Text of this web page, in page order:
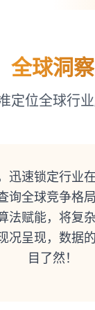
全球洞察
定位全球行
迅速锁定行业
询全球竞争格
法赋能，将复
况呈现，数据
目了然！